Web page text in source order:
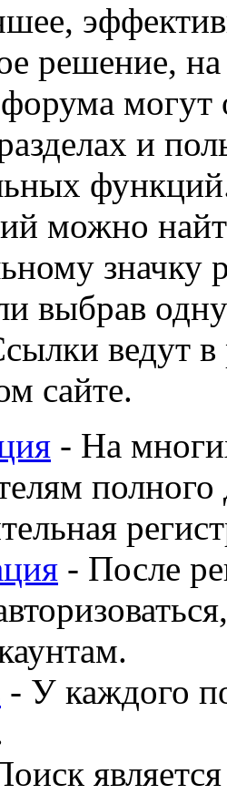
решение, на
могут
и
можно
значку
выбрав
ведут
сайте.
- На
полного
- После
- У каждого